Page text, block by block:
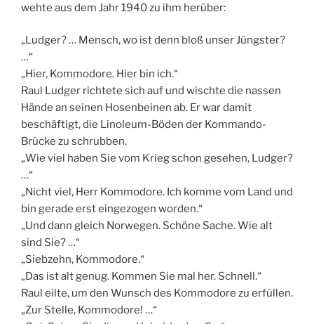
wehte aus dem Jahr 1940 zu ihm herüber:
„Ludger? … Mensch, wo ist denn bloß unser Jüngster?
…“
„Hier, Kommodore. Hier bin ich.“
Raul Ludger richtete sich auf und wischte die nassen
Hände an seinen Hosenbeinen ab. Er war damit
beschäftigt, die Linoleum-Böden der Kommando-
Brücke zu schrubben.
„Wie viel haben Sie vom Krieg schon gesehen, Ludger?
…“
„Nicht viel, Herr Kommodore. Ich komme vom Land und
bin gerade erst eingezogen worden.“
„Und dann gleich Norwegen. Schöne Sache. Wie alt
sind Sie? …“
„Siebzehn, Kommodore.“
„Das ist alt genug. Kommen Sie mal her. Schnell.“
Raul eilte, um den Wunsch des Kommodore zu erfüllen.
„Zur Stelle, Kommodore! …“